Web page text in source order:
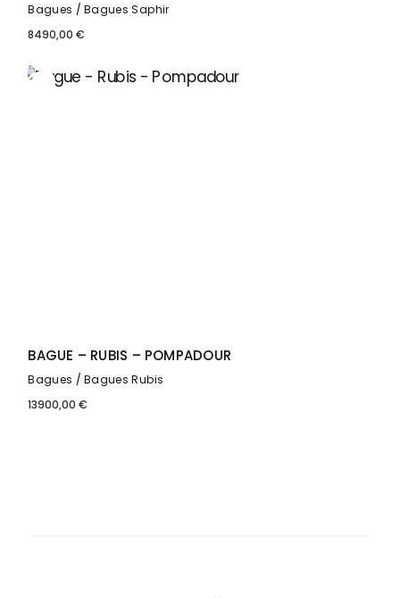
Bagues
Bagues Saphir
8490,00€
BAGUE – RUBIS – POMPADOUR
Bagues
Bagues Rubis
13900,00€